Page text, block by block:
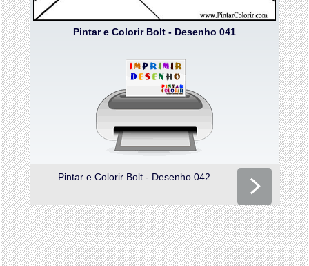
Pintar e Colorir Bolt - Desenho 041
Pintar e Colorir Bolt - Desenho 042